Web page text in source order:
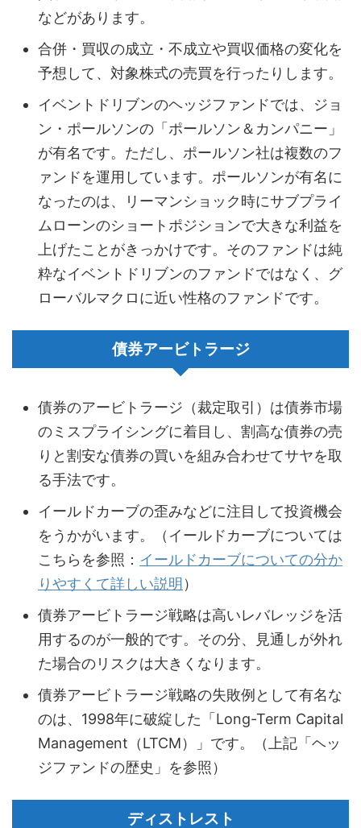
などがあります。
合併・買収の成立・不成立や買収価格の変化を
予想して、対象株式の売買を行ったりします。
イベントドリブンのヘッジファンドでは、ジョ
ン・ポールソンの「ポールソン＆カンパニー」
が有名です。ただし、ポールソン社は複数のフ
ァンドを運用しています。ポールソンが有名に
なったのは、リーマンショック時にサブプライ
ムローンのショートポジションで大きな利益を
上げたことがきっかけです。そのファンドは純
粋なイベントドリブンのファンドではなく、グ
ローバルマクロに近い性格のファンドです。
債券アービトラージ
債券のアービトラージ（裁定取引）は債券市場
のミスプライシングに着目し、割高な債券の売
りと割安な債券の買いを組み合わせてサヤを取
る手法です。
イールドカーブの歪みなどに注目して投資機会
をうかがいます。（イールドカーブについては
こちらを参照： イールドカーブについての分か
りやすくて詳しい説明 ）
債券アービトラージ戦略は高いレバレッジを活
用するのが一般的です。その分、見通しが外れ
た場合のリスクは大きくなります。
債券アービトラージ戦略の失敗例として有名な
のは、1998年に破綻した「Long-Term Capital
Management（LTCM）」です。（上記「ヘッ
ジファンドの歴史」を参照）
ディストレスト